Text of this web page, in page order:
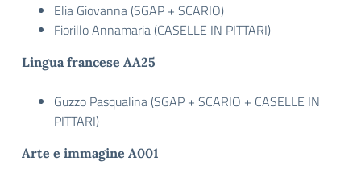
Elia Giovanna (SGAP + SCARIO)
Fiorillo Annamaria (CASELLE IN PITTARI)
Lingua francese AA25
Guzzo Pasqualina (SGAP + SCARIO + CASELLE IN
PITTARI)
Arte e immagine A001